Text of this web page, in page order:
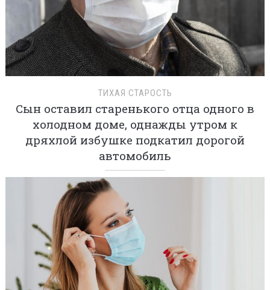
ТИХАЯ СТАРОСТЬ
Сын оставил старенького отца одного в
холодном доме, однажды утром к
дряхлой избушке подкатил дорогой
автомобиль